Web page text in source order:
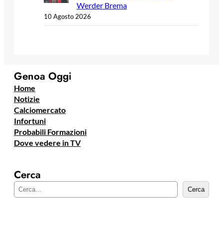
Werder Brema
10 Agosto 2026
Genoa Oggi
Home
Notizie
Calciomercato
Infortuni
Probabili Formazioni
Dove vedere in TV
Cerca
e
Cerca